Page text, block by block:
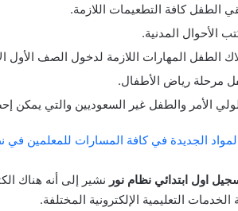
الطفل كافة التطعيمات اللازمة.
الأحوال المدنية.
الطفل المهارات اللازمة لدخول الصف الأول
مرحلة رياض الأطفال.
الأمر والطفل غير السعوديين والتي يمكن
الجديدة في كافة المسارات للمعلمين في
اول ابتدائي نظام نور نشير إلى أنه هناك
الخدمات التعليمية الإلكترونية المختلفة.